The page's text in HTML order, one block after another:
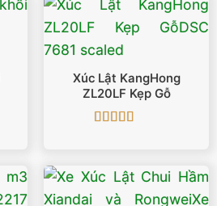
Xúc Lật KangHong
ZL20LF Kẹp Gỗ